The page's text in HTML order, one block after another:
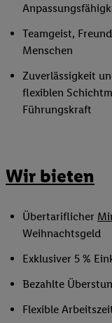
Teamgeist,
Menschen
Zuverlässigkeit
flexiblen
Führungskraft
Wir bieten
Übertariflicher
Weihnachtsgeld
Exklusiver 5 %
Bezahlte
Flexible